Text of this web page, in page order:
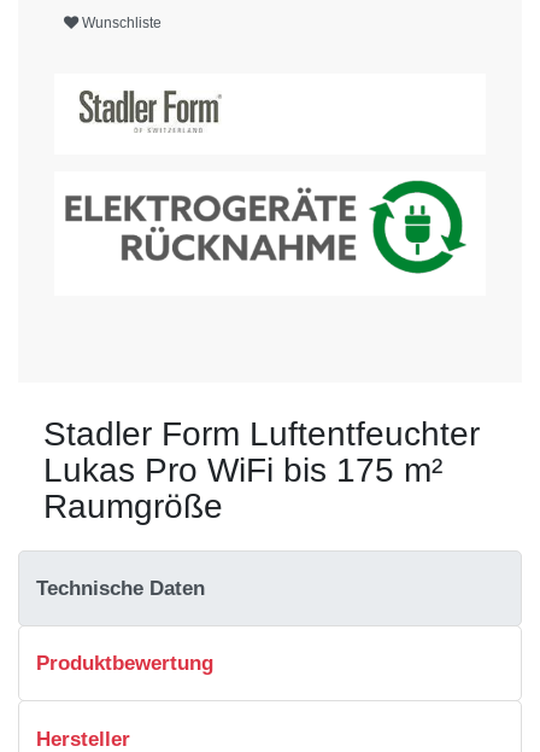
Wunschliste
Stadler Form Luftentfeuchter
Lukas Pro WiFi bis 175 m²
Raumgröße
Technische Daten
Produktbewertung
Hersteller